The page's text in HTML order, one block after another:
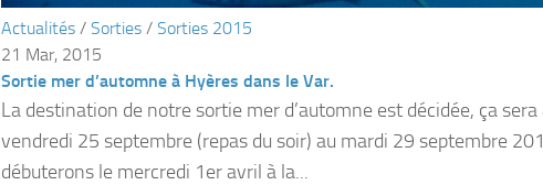
Actualités / Sorties / Sorties 2015
21 Mar, 2015
Sortie mer d’automne à Hyères dans le Var.
La destination de notre sortie mer d’automne est décidée, ça sera
vendredi 25 septembre (repas du soir) au mardi 29 septembre
débuterons le mercredi 1er avril à la...